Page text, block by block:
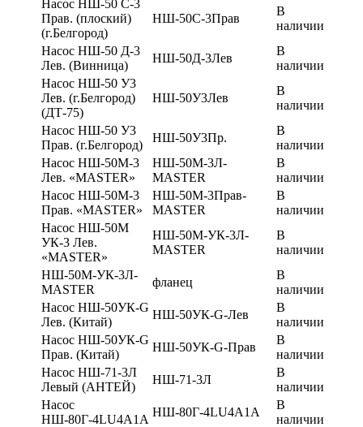
Насос НШ-50 С-3
Прав. (плоский)
(г.Белгород)
НШ-50С-3Прав
В
наличии
Насос НШ-50 Д-3
Лев. (Винница)
НШ-50Д-3Лев
В
наличии
Насос НШ-50 У3
Лев. (г.Белгород)
(ДТ-75)
НШ-50У3Лев
В
наличии
Насос НШ-50 У3
Прав. (г.Белгород)
НШ-50У3Пр.
В
наличии
Насос НШ-50М-3
Лев. «MASTER»
НШ-50М-3Л-
MASTER
В
наличии
Насос НШ-50М-3
Прав. «MASTER»
НШ-50М-3Прав-
MASTER
В
наличии
Насос НШ-50М
УК-3 Лев.
«MASTER»
НШ-50М-УК-3Л-
MASTER
В
наличии
НШ-50М-УК-3Л-
MASTER
фланец
В
наличии
Насос НШ-50УК-G
Лев. (Китай)
НШ-50УК-G-Лев
В
наличии
Насос НШ-50УК-G
Прав. (Китай)
НШ-50УК-G-Прав
В
наличии
Насос НШ-71-3Л
Левый (АНТЕЙ)
НШ-71-3Л
В
наличии
Насос
НШ-80Г-4LU4A1A
НШ-80Г-4LU4A1A
В
наличии